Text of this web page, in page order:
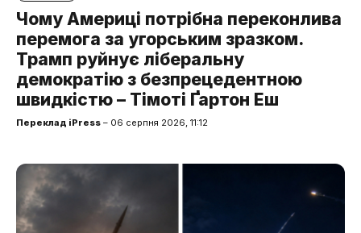
Чому Америці потрібна переконлива
перемога за угорським зразком.
Трамп руйнує ліберальну
демократію з безпрецедентною
швидкістю – Тімоті Ґартон Еш
Переклад iPress – 06 серпня 2026, 11:12